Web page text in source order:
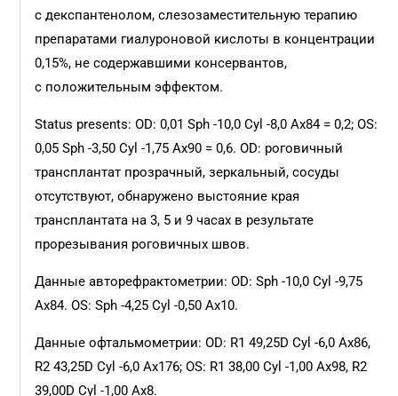
с декспантенолом, слезозаместительную терапию
препаратами гиалуроновой кислоты в концентрации
0,15%, не содержавшими консервантов,
с положительным эффектом.
Status presents: OD: 0,01 Sph -10,0 Cyl -8,0 Ax84 = 0,2; OS:
0,05 Sph -3,50 Cyl -1,75 Ax90 = 0,6. OD: роговичный
трансплантат прозрачный, зеркальный, сосуды
отсутствуют, обнаружено выстояние края
трансплантата на 3, 5 и 9 часах в результате
прорезывания роговичных швов.
Данные авторефрактометрии: OD: Sph -10,0 Cyl -9,75
Ax84. OS: Sph -4,25 Cyl -0,50 Ax10.
Данные офтальмометрии: OD: R1 49,25D Cyl -6,0 Ax86,
R2 43,25D Cyl -6,0 Ax176; OS: R1 38,00 Cyl -1,00 Ax98, R2
39,00D Cyl -1,00 Ax8.